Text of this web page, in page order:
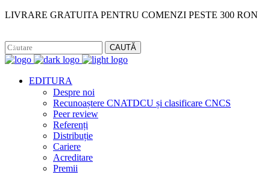
LIVRARE GRATUITA PENTRU COMENZI PESTE 300 RON
CAUTĂ
EDITURA
Despre noi
Recunoaștere CNATDCU și clasificare CNCS
Peer review
Referenți
Distribuție
Cariere
Acreditare
Premii